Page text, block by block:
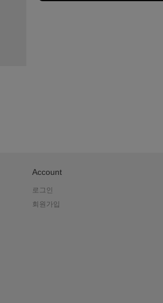
Account
로그인
회원가입